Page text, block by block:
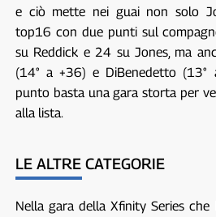
e ciò mette nei guai non solo
top16 con due punti sul
su Reddick e 24 su Jones, ma
(14° a +36) e DiBenedetto
punto basta una gara storta per
alla lista.
LE ALTRE CATEGORIE
Nella gara della Xfinity Series